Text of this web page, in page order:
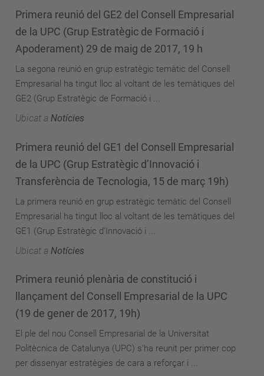
Primera reunió del GE2 del Consell Empresarial
de la UPC (Grup Estratègic de Formació i
Apoderament) 29 de maig de 2017, 19 h
La segona reunió en grup estratègic temàtic del Consell
Empresarial ha tingut lloc al voltant de les temàtiques del
GE2 (Grup Estratègic de Formació i ...
Ubicat a Notícies
Primera reunió del GE1 del Consell Empresarial
de la UPC (Grup Estratègic d’Innovació i
Transferència de Tecnologia, 15 de març 19h)
La primera reunió en grup estratègic temàtic del Consell
Empresarial ha tingut lloc al voltant de les temàtiques del
GE1 (Grup Estratègic d’Innovació i ...
Ubicat a Notícies
Primera reunió plenària de constitució i
llançament del Consell Empresarial de la UPC
(19 de gener de 2017, 19h)
El ple del nou Consell Empresarial de la Universitat
Politècnica de Catalunya (UPC) s’ha reunit per primer cop
per dissenyar estratègies de cara a reforçar i ...